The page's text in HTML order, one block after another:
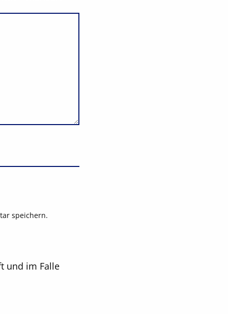
speichern.
und im Falle